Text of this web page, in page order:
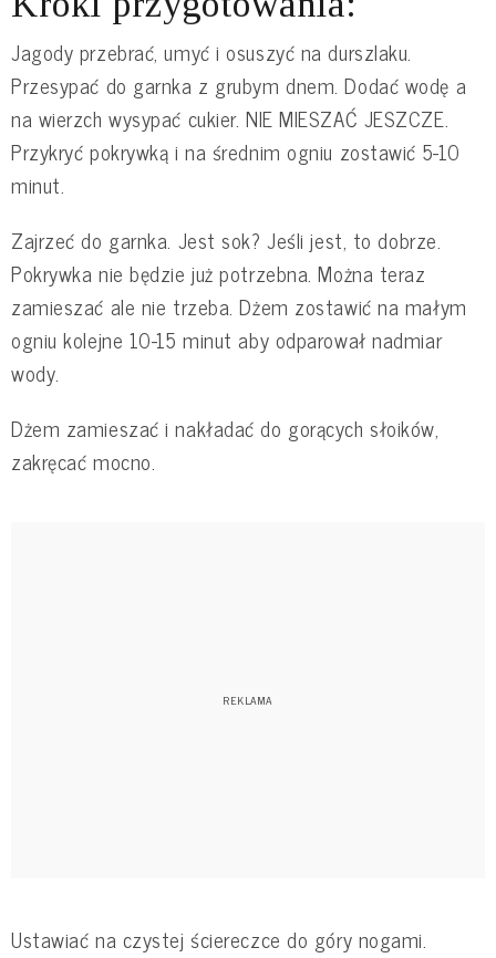
Jagody przebrać, umyć i osuszyć na durszlaku.
Przesypać do garnka z grubym dnem. Dodać wodę a
na wierzch wysypać cukier. NIE MIESZAĆ JESZCZE.
Przykryć pokrywką i na średnim ogniu zostawić 5-10
minut.
Zajrzeć do garnka. Jest sok? Jeśli jest, to dobrze.
Pokrywka nie będzie już potrzebna. Można teraz
zamieszać ale nie trzeba. Dżem zostawić na małym
ogniu kolejne 10-15 minut aby odparował nadmiar
wody.
Dżem zamieszać i nakładać do gorących słoików,
zakręcać mocno.
Ustawiać na czystej ściereczce do góry nogami.